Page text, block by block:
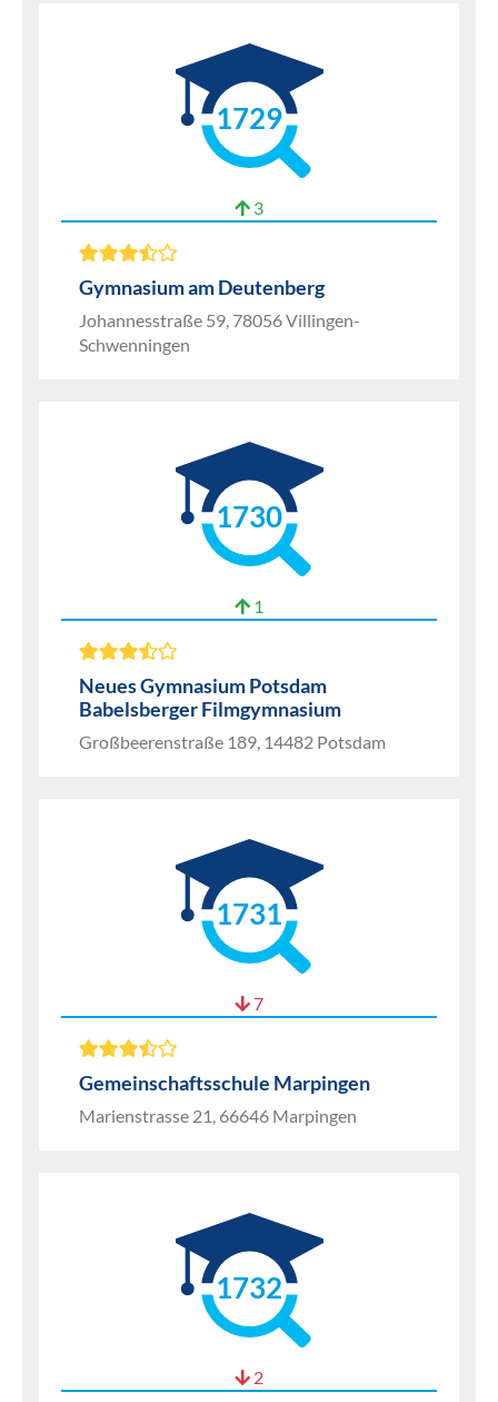
1729
3
Gymnasium am Deutenberg
Johannesstraße 59, 78056 Villingen-
Schwenningen
1730
1
Neues Gymnasium Potsdam
Babelsberger Filmgymnasium
Großbeerenstraße 189, 14482 Potsdam
1731
7
Gemeinschaftsschule Marpingen
Marienstrasse 21, 66646 Marpingen
1732
2